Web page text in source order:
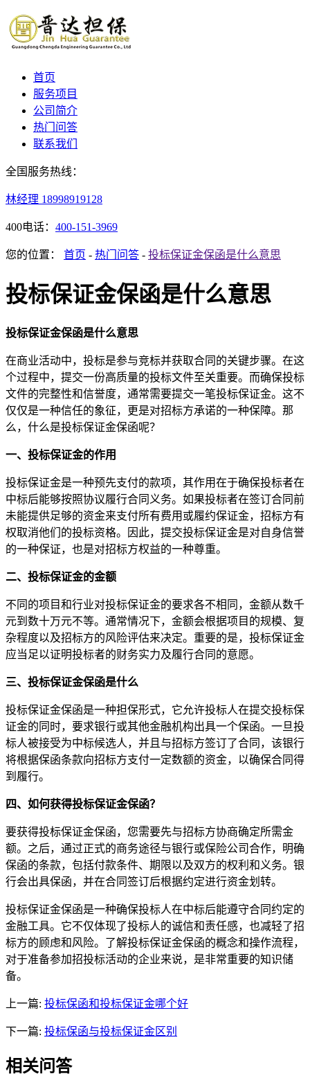
首页
服务项目
公司简介
热门问答
联系我们
全国服务热线：
林经理 18998919128
400电话： 400-151-3969
您的位置： 首页 - 热门问答 - 投标保证金保函是什么意思
投标保证金保函是什么意思
投标保证金保函是什么意思
在商业活动中，投标是参与竞标并获取合同的关键步骤。在这
个过程中，提交一份高质量的投标文件至关重要。而确保投标
文件的完整性和信誉度，通常需要提交一笔投标保证金。这不
仅仅是一种信任的象征，更是对招标方承诺的一种保障。那
么，什么是投标保证金保函呢？
一、投标保证金的作用
投标保证金是一种预先支付的款项，其作用在于确保投标者在
中标后能够按照协议履行合同义务。如果投标者在签订合同前
未能提供足够的资金来支付所有费用或履约保证金，招标方有
权取消他们的投标资格。因此，提交投标保证金是对自身信誉
的一种保证，也是对招标方权益的一种尊重。
二、投标保证金的金额
不同的项目和行业对投标保证金的要求各不相同，金额从数千
元到数十万元不等。通常情况下，金额会根据项目的规模、复
杂程度以及招标方的风险评估来决定。重要的是，投标保证金
应当足以证明投标者的财务实力及履行合同的意愿。
三、投标保证金保函是什么
投标保证金保函是一种担保形式，它允许投标人在提交投标保
证金的同时，要求银行或其他金融机构出具一个保函。一旦投
标人被接受为中标候选人，并且与招标方签订了合同，该银行
将根据保函条款向招标方支付一定数额的资金，以确保合同得
到履行。
四、如何获得投标保证金保函？
要获得投标保证金保函，您需要先与招标方协商确定所需金
额。之后，通过正式的商务途径与银行或保险公司合作，明确
保函的条款，包括付款条件、期限以及双方的权利和义务。银
行会出具保函，并在合同签订后根据约定进行资金划转。
投标保证金保函是一种确保投标人在中标后能遵守合同约定的
金融工具。它不仅体现了投标人的诚信和责任感，也减轻了招
标方的顾虑和风险。了解投标保证金保函的概念和操作流程，
对于准备参加招投标活动的企业来说，是非常重要的知识储
备。
上一篇: 投标保函和投标保证金哪个好
下一篇: 投标保函与投标保证金区别
相关问答